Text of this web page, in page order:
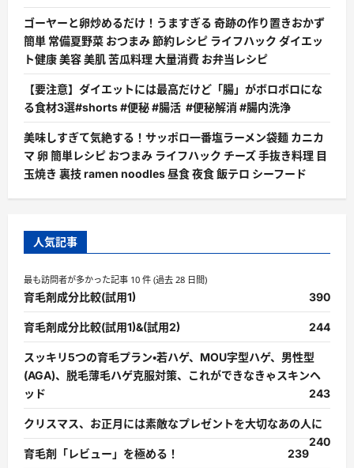
ゴーヤーと卵炒めるだけ！うますぎる 奇跡の作り置きおかず
簡単 常備夏野菜 おつまみ 節約レシピ ライフハック ダイエッ
ト健康 美容 美肌 苦瓜料理 大量消費 お弁当レシピ
【要注意】ダイエットには最高だけど「腸」がボロボロにな
る食材3選#shorts #便秘 #腸活 #便秘解消 #腸内洗浄
美味しすぎて気絶する！サッポロ一番塩ラーメン袋麺 カニカ
マ 卵 簡単レシピ おつまみ ライフハック チーズ 手抜き料理 目
玉焼き 裏技 ramen noodles 昼食 夜食 飯テロ シーフード
人気記事
最も訪問者が多かった記事 10 件 (過去 28 日間)
育毛剤成分比較(試用1) 390
育毛剤成分比較(試用1)&(試用2) 244
スッキリ5つの育毛プラン・若ハゲ、MOU字型ハゲ、男性型
(AGA)、脱毛薄毛ハゲ克服対策、これができなきゃスキンヘ
ッド
243
クリスマス、お正月には素敵なプレゼントを大切なあの人に
240
育毛剤「レビュー」を極める！
239